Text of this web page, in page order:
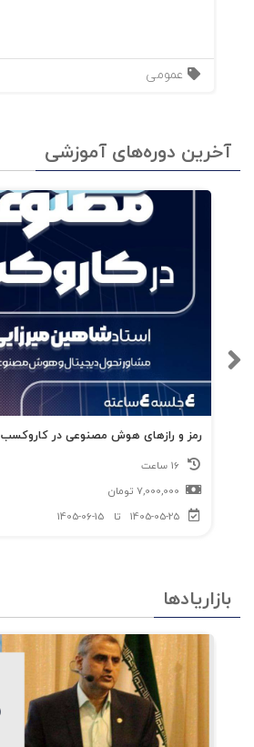
عمومی
آخرین دوره‌های آموزشی
رمز و رازهای هوش مصنوعی در کاروکسب
7,000,000 تومان
1405-05-25
تا 1405-06-15
بازاریادها